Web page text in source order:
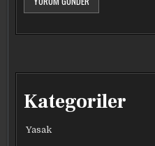
Kategoriler
Yasak